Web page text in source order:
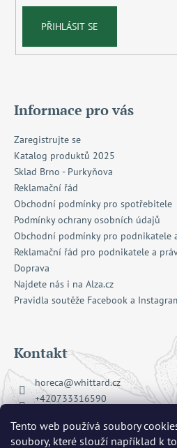
Tento web používá soubory
soubory, které slouží například k
PŘIHLÁSIT SE
Informace pro vás
Zaregistrujte se
Katalog produktů 2025
Sklad Brno - Purkyňova
Reklamační řád
Obchodní podmínky pro spotřebitele
Podmínky ochrany osobních údajů
Obchodní podmínky pro podnikatele
Reklamační řád pro podnikatele a
Doprava
Najdete nás i na Alza.cz
Pravidla soutěže Facebook a
Kontakt
horeca@whittard.cz
+420733316590
whittard_cz